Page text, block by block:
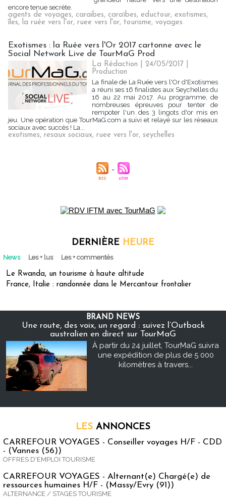
encore tenue secrète.
agents de voyages, caraibes, caraïbes, eductour, exotismes,
îles, la ruée vers l'or, ruee vers l'or, tourisme, voyages
Exotismes : la Ruée vers l'Or 2017 cartonne avec le
Social Network Live de TourMaG Prod
La Rédaction | 24/05/2017
Production
La finale de La Ruée vers l'Or d'Exotismes
a réuni ses 16 finalistes aux Seychelles du
16 au 22 mai 2017. Au programme, de
nombreuses épreuves pour tenter de
rempoter l'un des 3 lingots d'or mis en
jeu. Une opération que TourMaG.com a suivi et relayé sur les réseaux
sociaux avec succès ! La...
exotismes, resaux sociaux, ruee vers l'or, seychelles
DERNIÈRE HEURE
News Les + lus Les + commentés
Le Rwanda, un tourisme à haute altitude
France, Italie : randonnée dans le Mercantour frontalier
BRAND NEWS
Une route, des voix, un regard : suivez l’Outback
australien en direct sur TourMaG
À partir du 24 juillet, TourMaG suivra
une expédition de plus de 5 000
kilomètres à travers...
LES ANNONCES
CARREFOUR VOYAGES - Conseiller voyages H/F - CDD
- (Vannes (56))
OFFRES D'EMPLOI TOURISME
CARREFOUR VOYAGES - Alternant(e) Chargé(e) de
ressources humaines H/F - (Massy/Evry (91))
ALTERNANCE / STAGES TOURISME